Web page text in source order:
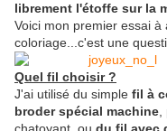
librement l'étoffe sur la
Voici mon premier essai
coloriage...c'est une
Quel fil choisir ?
J'ai utilisé du simple fil à
broder spécial machine